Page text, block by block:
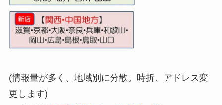
(情報量が多く、地域別に分散。時折、アドレス変
更します)